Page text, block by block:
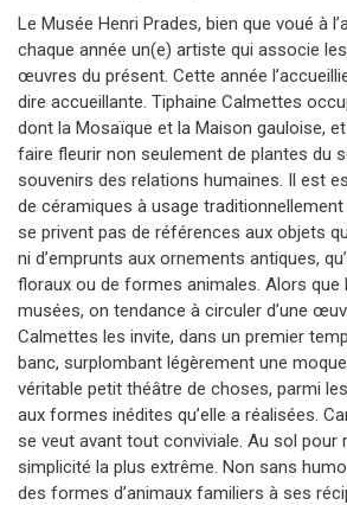
Le Musée Henri Prades, bien que voué à
chaque année un(e) artiste qui associe
œuvres du présent. Cette année
dire accueillante. Tiphaine Calmettes
dont la Mosaïque et la Maison gauloise,
faire fleurir non seulement de plantes du
souvenirs des relations humaines. Il est
de céramiques à usage
se privent pas de références aux objets
ni d’emprunts aux ornements antiques,
floraux ou de formes animales. Alors que
musées, on tendance à circuler d’une
Calmettes les invite, dans un premier
banc, surplombant légèrement une
véritable petit théâtre de choses, parmi
aux formes inédites qu’elle a réalisées.
se veut avant tout conviviale. Au sol pour
simplicité la plus extrême. Non sans
des formes d’animaux familiers à ses